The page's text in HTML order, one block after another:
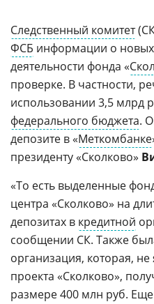
Следственный комитет
ФСБ информации о
деятельности фонда «
проверке. В частности,
использовании 3,5 млрд
федерального бюджета.
депозите в «Меткомбанке
президенту «Сколково»
«То есть выделенные
центра «Сколково» на
депозитах в кредитной
сообщении СК. Также
организация, которая,
проекта «Сколково»,
размере 400 млн руб.